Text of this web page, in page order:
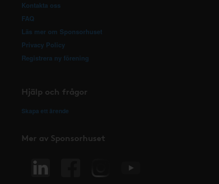
Kontakta oss
FAQ
Läs mer om Sponsorhuset
Privacy Policy
Registrera ny förening
Hjälp och frågor
Skapa ett ärende
Mer av Sponsorhuset